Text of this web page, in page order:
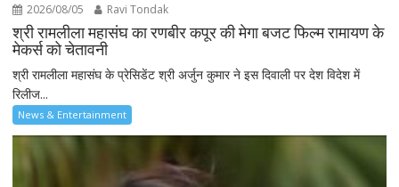
2026/08/05 Ravi Tondak
श्री रामलीला महासंघ का रणबीर कपूर की मेगा बजट फिल्म रामायण के
मेकर्स को चेतावनी
श्री रामलीला महासंघ के प्रेसिडेंट श्री अर्जुन कुमार ने इस दिवाली पर देश विदेश में
रिलीज...
News & Entertainment